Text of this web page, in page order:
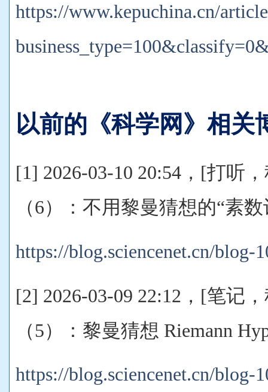
https://www.kepuchina.cn/
以前的《科学网》相关
[1] 2026-03-10 20:54，[打听
（6）：不用黎曼猜想的“素
https://blog.sciencenet.cn/blog-
[2] 2026-03-09 22:12，[笔记
（5）：黎曼猜想 Riemann
https://blog.sciencenet.cn/blog-